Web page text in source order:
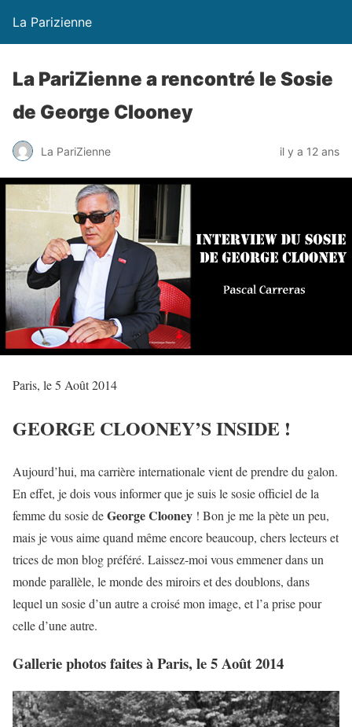
La Parizienne
La PariZienne a rencontré le Sosie
de George Clooney
La PariZienne il y a 12 ans
Paris, le 5 Août 2014
GEORGE CLOONEY’S INSIDE !
Aujourd’hui, ma carrière internationale vient de prendre du galon.
En effet, je dois vous informer que je suis le sosie officiel de la
femme du sosie deGeorge Clooney ! Bon je me la pète un peu,
mais je vous aime quand même encore beaucoup, chers lecteurs et
trices de mon blog préféré. Laissez-moi vous emmener dans un
monde parallèle, le monde des miroirs et des doublons, dans
lequel un sosie d’un autre a croisé mon image, et l’a prise pour
celle d’une autre.
Gallerie photos faites à Paris, le 5 Août 2014